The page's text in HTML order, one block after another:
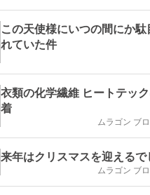
この天使様にいつの間にか駄
れていた件
衣類の化学繊維 ヒートテッ
着
ムラゴン ブ
来年はクリスマスを迎えるで
ムラゴン ブ